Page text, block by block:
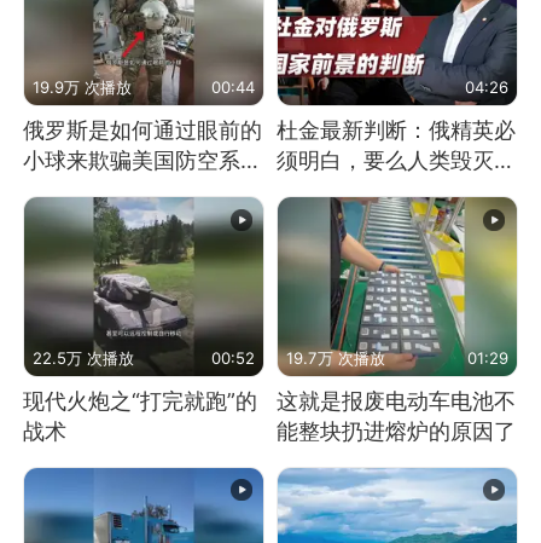
19.9万 次播放 00:44
俄罗斯是如何通过眼前的
小球来欺骗美国防空系统
的
04:26
杜金最新判断：俄精英必
须明白，要么人类毁灭，
要么俄毁灭
22.5万 次播放 00:52
现代火炮之“打完就跑”的
战术
19.7万 次播放 01:29
这就是报废电动车电池不
能整块扔进熔炉的原因了